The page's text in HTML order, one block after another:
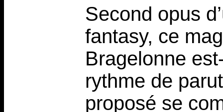
Second opus
fantasy, ce
Bragelonne
rythme de
proposé se